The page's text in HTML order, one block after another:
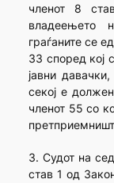
членот 8
владеењето
граѓаните се
33 според кој
јавни
секој е
членот 55 со
3. Судот на
став 1 од